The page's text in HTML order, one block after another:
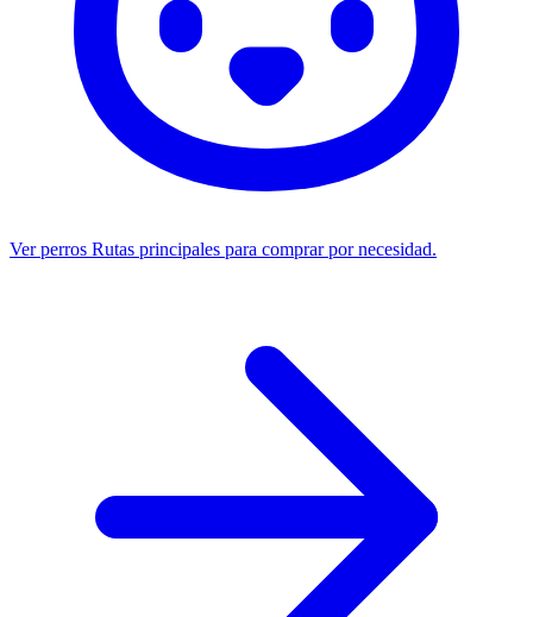
Ver perros Rutas principales para comprar por necesidad.